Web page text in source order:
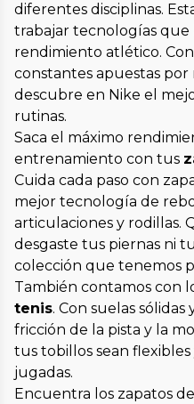
diferentes disciplinas.
trabajar tecnologías que
rendimiento atlético.
constantes apuestas por
descubre en Nike el
rutinas.
Saca el máximo
entrenamiento con tus
Cuida cada paso con
mejor tecnología de
articulaciones y rodillas.
desgaste tus piernas ni
colección que tenemos
También contamos con
tenis. Con suelas
fricción de la pista y la
tus tobillos sean
jugadas.
Encuentra los zapatos